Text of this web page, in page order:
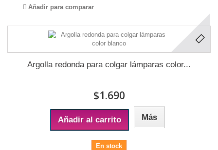
Añadir para comparar
Argolla redonda para colgar lámparas color...
$1.690
Añadir al carrito Más
En stock